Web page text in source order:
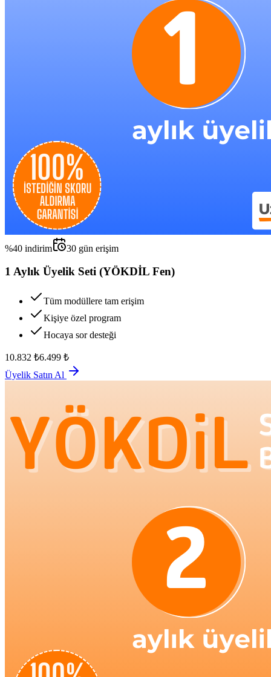
%40 indirim 30 gün erişim
1 Aylık Üyelik Seti (YÖKDİL Fen)
Tüm modüllere tam erişim
Kişiye özel program
Hocaya sor desteği
10.832 ₺6.499 ₺
Üyelik Satın Al